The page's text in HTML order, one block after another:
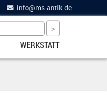
info@ms-antik.de
WERKSTATT